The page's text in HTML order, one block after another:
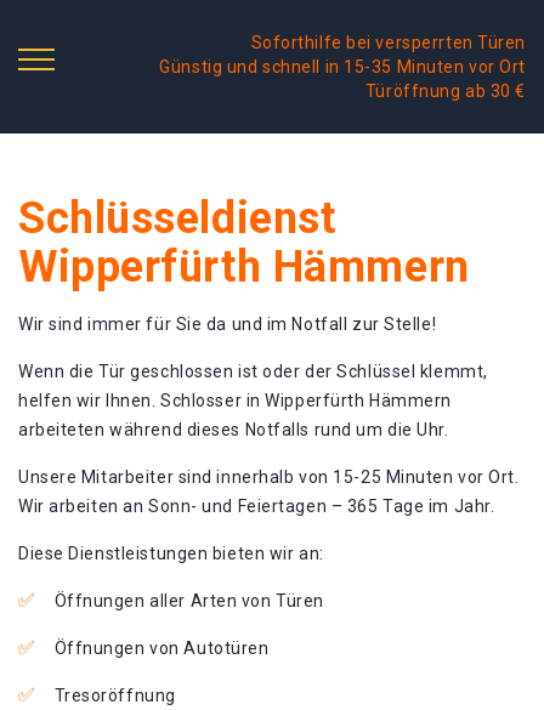
Soforthilfe bei versperrten Türen
Günstig und schnell in 15-35 Minuten vor Ort
Türöffnung ab 30 €
Schlüsseldienst
Wipperfürth Hämmern
Wir sind immer für Sie da und im Notfall zur Stelle!
Wenn die Tür geschlossen ist oder der Schlüssel klemmt,
helfen wir Ihnen. Schlosser in Wipperfürth Hämmern
arbeiteten während dieses Notfalls rund um die Uhr.
Unsere Mitarbeiter sind innerhalb von 15-25 Minuten vor Ort.
Wir arbeiten an Sonn- und Feiertagen – 365 Tage im Jahr.
Diese Dienstleistungen bieten wir an:
Öffnungen aller Arten von Türen
Öffnungen von Autotüren
Tresoröffnung